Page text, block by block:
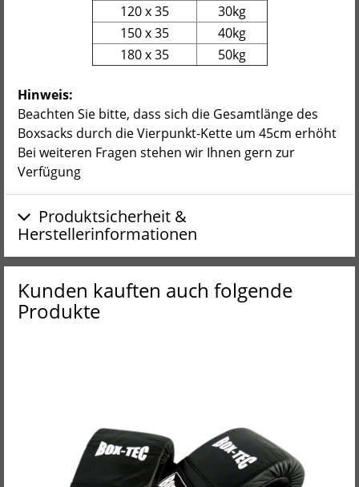
120 x 35
30kg
150 x 35
40kg
180 x 35
50kg
Hinweis:
Beachten Sie bitte, dass sich die Gesamtlänge des
Boxsacks durch die Vierpunkt-Kette um 45cm erhöht
Bei weiteren Fragen stehen wir Ihnen gern zur
Verfügung
Produktsicherheit &
Herstellerinformationen
Kunden kauften auch folgende
Produkte